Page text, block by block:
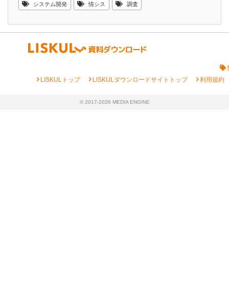
システム開発 情シス 調査
chevron_rightLISKULトップ chevron_rightLISKULダウンロードサイトトップ chevron_right利用規約
© 2017-2026 MEDIA ENGINE